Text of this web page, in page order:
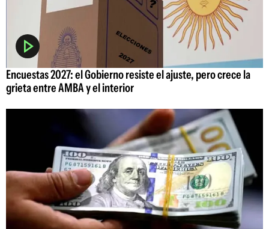
Encuestas 2027: el Gobierno resiste el ajuste, pero crece la
grieta entre AMBA y el interior